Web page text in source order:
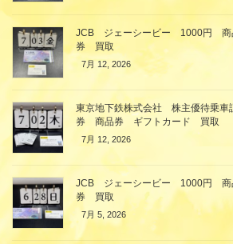
JCB ジェーシービー 1000円
券 買取
7月 12, 2026
東京地下鉄株式会社 株主優待乗
券 商品券 ギフトカード 買取
7月 12, 2026
JCB ジェーシービー 1000円
券 買取
7月 5, 2026